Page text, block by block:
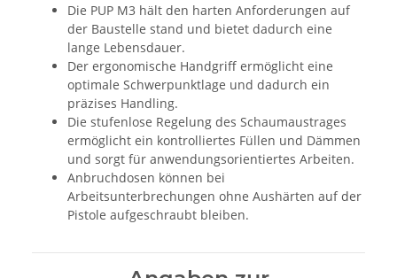
Die PUP M3 hält den harten Anforderungen auf
der Baustelle stand und bietet dadurch eine
lange Lebensdauer.
Der ergonomische Handgriff ermöglicht eine
optimale Schwerpunktlage und dadurch ein
präzises Handling.
Die stufenlose Regelung des Schaumaustrages
ermöglicht ein kontrolliertes Füllen und Dämmen
und sorgt für anwendungsorientiertes Arbeiten.
Anbruchdosen können bei
Arbeitsunterbrechungen ohne Aushärten auf der
Pistole aufgeschraubt bleiben.